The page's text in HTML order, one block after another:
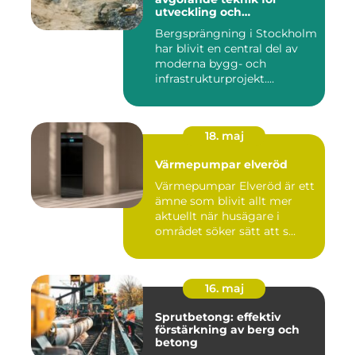
utveckling och
Bergsprängning i Stockholm
har blivit en central del av
moderna bygg- och
infrastrukturprojekt....
18. maj
Värmepumpar elveröd
Värmepumpar Elveröd är ett
ämne som blivit allt mer
aktuellt när husägare i
området söker sätt att s...
16. maj
Sprutbetong: effektiv
förstärkning av berg och
betong